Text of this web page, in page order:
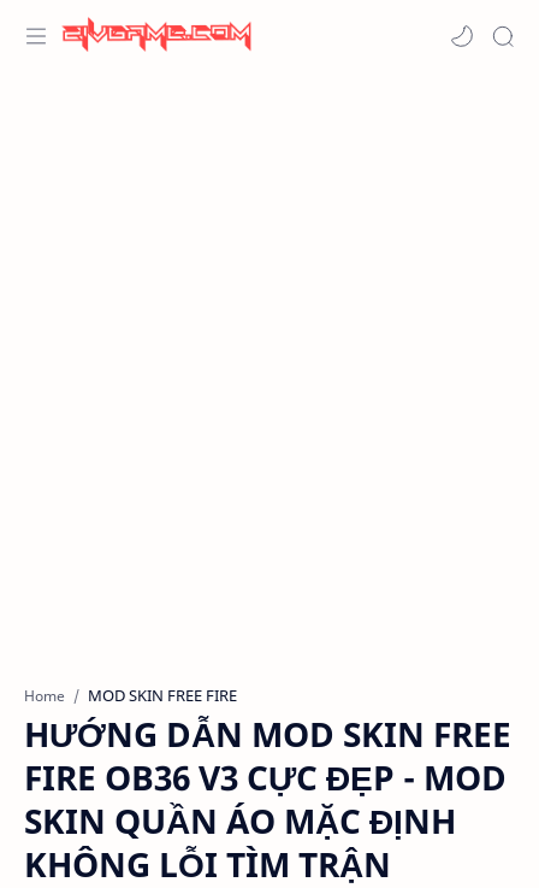
Home MOD SKIN FREE FIRE
HƯỚNG DẪN MOD SKIN FREE
FIRE OB36 V3 CỰC ĐẸP - MOD
SKIN QUẦN ÁO MẶC ĐỊNH
KHÔNG LỖI TÌM TRẬN